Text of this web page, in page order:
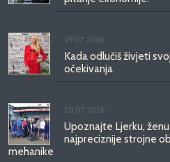
29.07.2026.
Kada odlučiš živjeti
očekivanja
20.07.2026.
Upoznajte Ljerku,
najpreciznije strojne
mehanike